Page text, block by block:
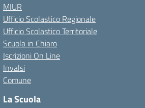
MIUR
Ufficio Scolastico Regionale
Ufficio Scolastico Territoriale
Scuola in Chiaro
Iscrizioni On Line
Invalsi
Comune
La Scuola